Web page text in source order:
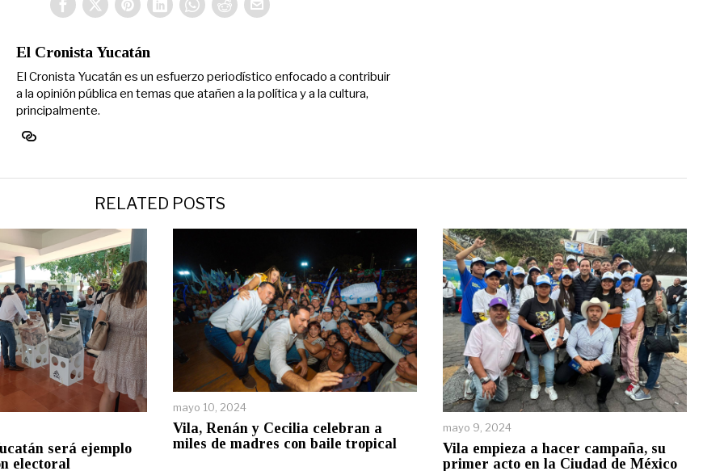
El Cronista Yucatán
El Cronista Yucatán es un esfuerzo periodístico enfocado a contribuir
a la opinión pública en temas que atañen a la política y a la cultura,
principalmente.
RELATED POSTS
será ejemplo
electoral
mayo 10, 2024
Vila, Renán y Cecilia celebran a
miles de madres con baile tropical
mayo 9, 2024
Vila empieza a hacer campaña, su
primer acto en la Ciudad de México